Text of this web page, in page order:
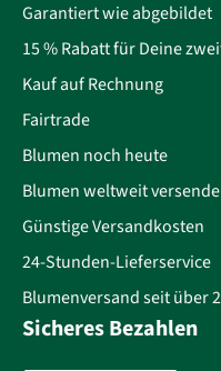
Garantiert wie abgebildet
15 % Rabatt für Deine
Kauf auf Rechnung
Fairtrade
Blumen noch heute
Blumen weltweit
Günstige Versandkosten
24-Stunden-Lieferservice
Blumenversand seit über
Sicheres Bezahlen